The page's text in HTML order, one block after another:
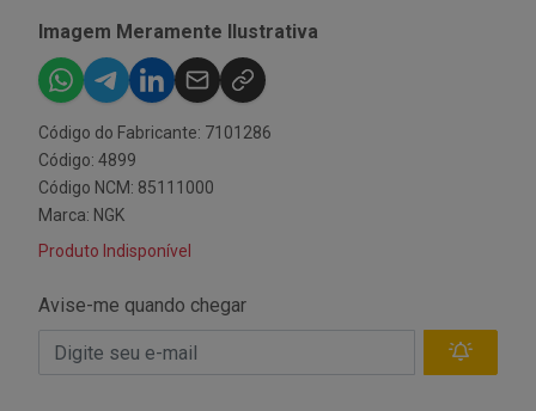
Imagem Meramente Ilustrativa
Código do Fabricante: 7101286
Código: 4899
Código NCM: 85111000
Marca: NGK
Produto Indisponível
Avise-me quando chegar